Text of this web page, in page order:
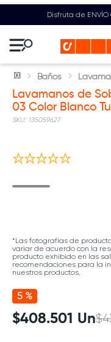
Disfruta de
Baños
Lavamanos de
03 Color Blanco
: 135059627
*Las fotografías de
variar de acuerdo con la
producto exhibido en las
recomendaciones para la
nuestros productos.
5 %
$408.501 Un$